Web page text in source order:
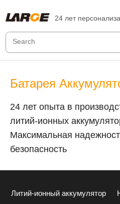
24 лет
Батарея
24 лет опыта в
литий-ионных
Максимальная
безопасность
Литий-ионный аккумулятор